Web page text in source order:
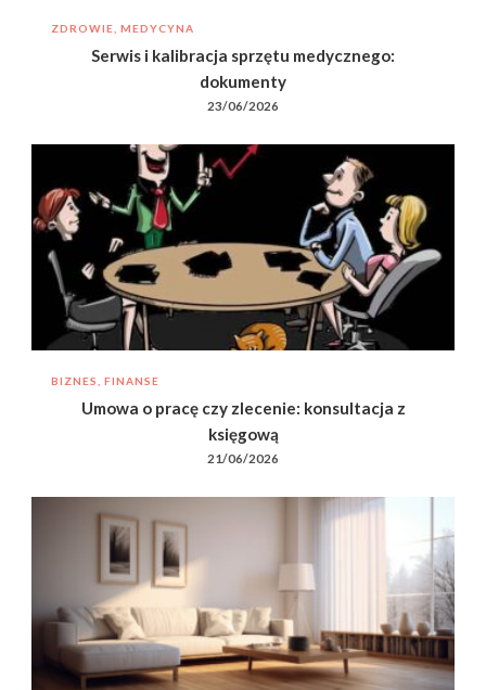
ZDROWIE, MEDYCYNA
Serwis i kalibracja sprzętu medycznego:
dokumenty
23/06/2026
BIZNES, FINANSE
Umowa o pracę czy zlecenie: konsultacja z
księgową
21/06/2026